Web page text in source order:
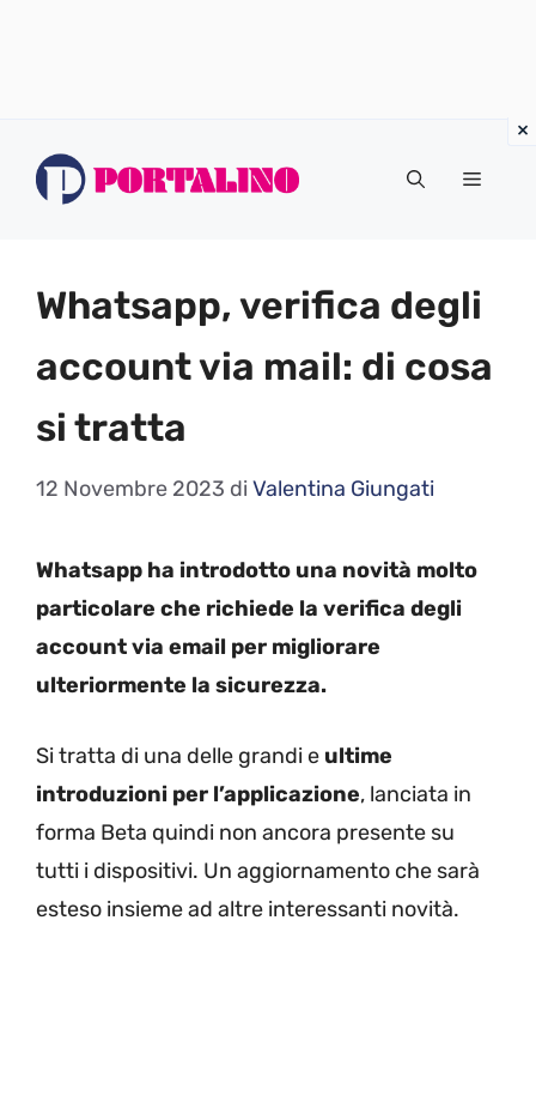
Menu
Whatsapp, verifica degli
account via mail: di cosa
si tratta
12 Novembre 2023 di Valentina Giungati
Whatsapp ha introdotto una novità molto
particolare che richiede la verifica degli
account via email per migliorare
ulteriormente la sicurezza.
Si tratta di una delle grandi e ultime
introduzioni per l’applicazione, lanciata in
forma Beta quindi non ancora presente su
tutti i dispositivi. Un aggiornamento che sarà
esteso insieme ad altre interessanti novità.